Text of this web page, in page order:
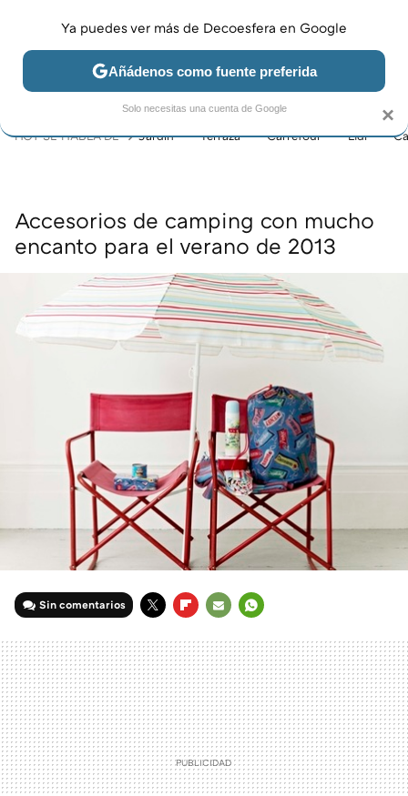
JARDÍN Y TERRAZA SALÓN DORMITORIO COCINA
HOY SE HABLA DE Jardín Terraza Carrefour Lidl
Accesorios de camping con mucho
encanto para el verano de 2013
Sin comentarios
MAIL
×
Ya puedes ver más de Decoesfera en Google
Añádenos como fuente preferida
Solo necesitas una cuenta de Google